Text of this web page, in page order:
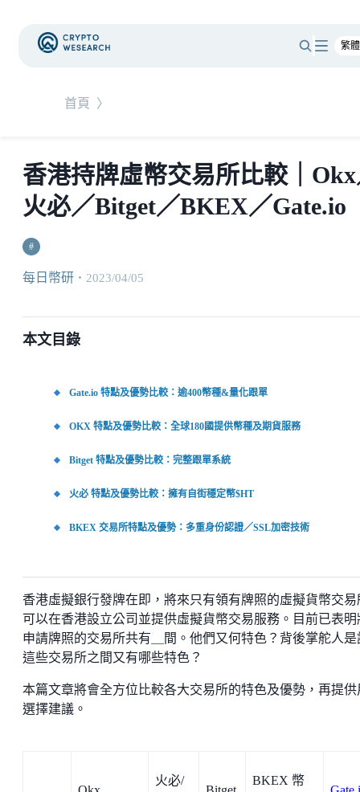
首頁 〉
香港持牌虛幣交易所比較｜
火必／Bitget／BKEX／Gate.io
#
每日幣研 ・ 2023/04/05
本文目錄
Gate.io 特點及優勢比較：逾400幣種&量化跟單
OKX 特點及優勢比較：全球180國提供幣種及期貨服務
Bitget 特點及優勢比較：完整跟單系統
火必 特點及優勢比較：擁有自街穩定幣$HT
BKEX 交易所特點及優勢：多重身份認證／SSL加密技術
香港虛擬銀行發牌在即，將來只有領有牌照的虛擬貨幣交易
可以在香港設立公司並提供虛擬貨幣交易服務。目前已表明
申請牌照的交易所共有＿間。他們又何特色？背後掌舵人是
這些交易所之間又有哪些特色？
本篇文章將會全方位比較各大交易所的特色及優勢，再提供
選擇建議。
火必/
BKEX 幣